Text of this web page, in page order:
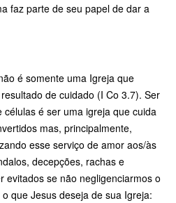
faz parte de seu papel de dar a
é somente uma Igreja que
de cuidado (I Co 3.7). Ser
é ser uma igreja que cuida
mas, principalmente,
esse serviço de amor aos/às
decepções, rachas e
evitados se não negligenciarmos o
que Jesus deseja de sua Igreja: